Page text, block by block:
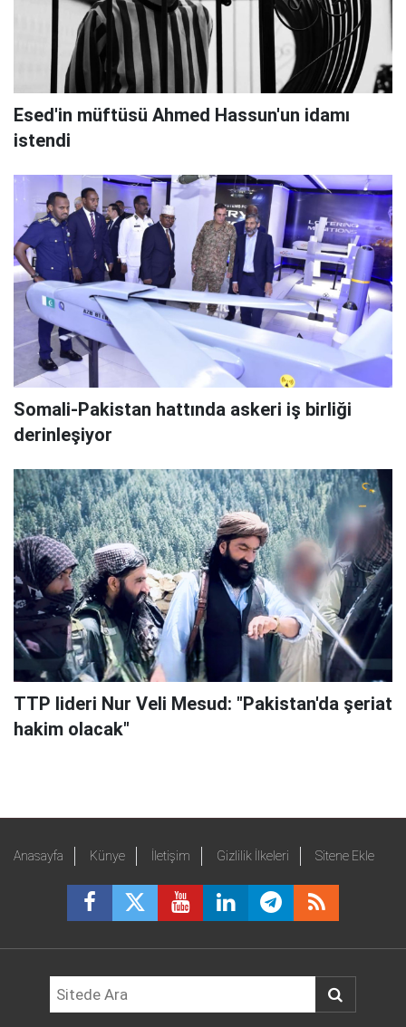
Esed'in müftüsü Ahmed Hassun'un idamı
istendi
Somali-Pakistan hattında askeri iş birliği
derinleşiyor
TTP lideri Nur Veli Mesud: "Pakistan'da şeriat
hakim olacak"
Anasayfa Künye İletişim Gizlilik İlkeleri Sitene Ekle